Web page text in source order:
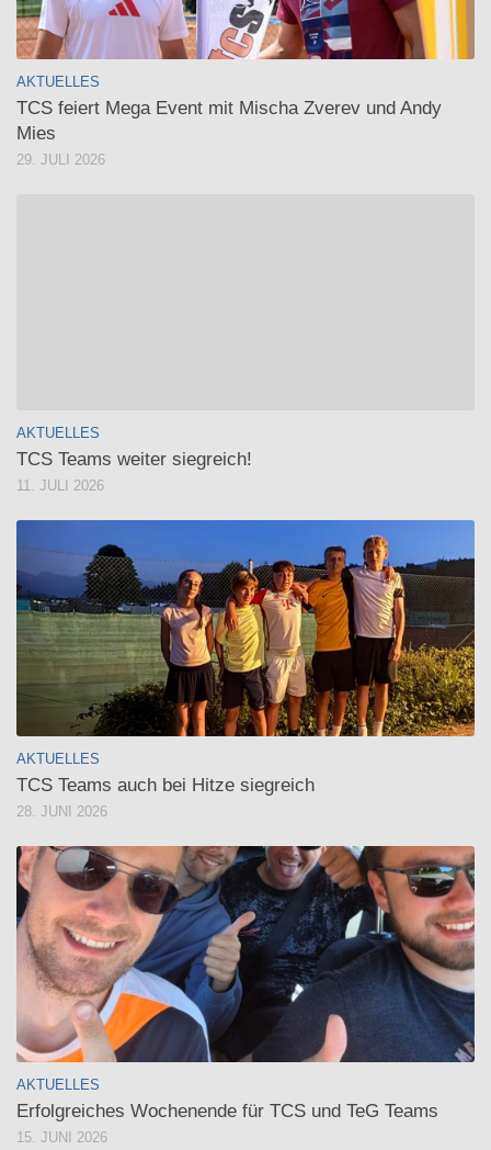
AKTUELLES
TCS feiert Mega Event mit Mischa Zverev und Andy
Mies
29. JULI 2026
AKTUELLES
TCS Teams weiter siegreich!
11. JULI 2026
AKTUELLES
TCS Teams auch bei Hitze siegreich
28. JUNI 2026
AKTUELLES
Erfolgreiches Wochenende für TCS und TeG Teams
15. JUNI 2026